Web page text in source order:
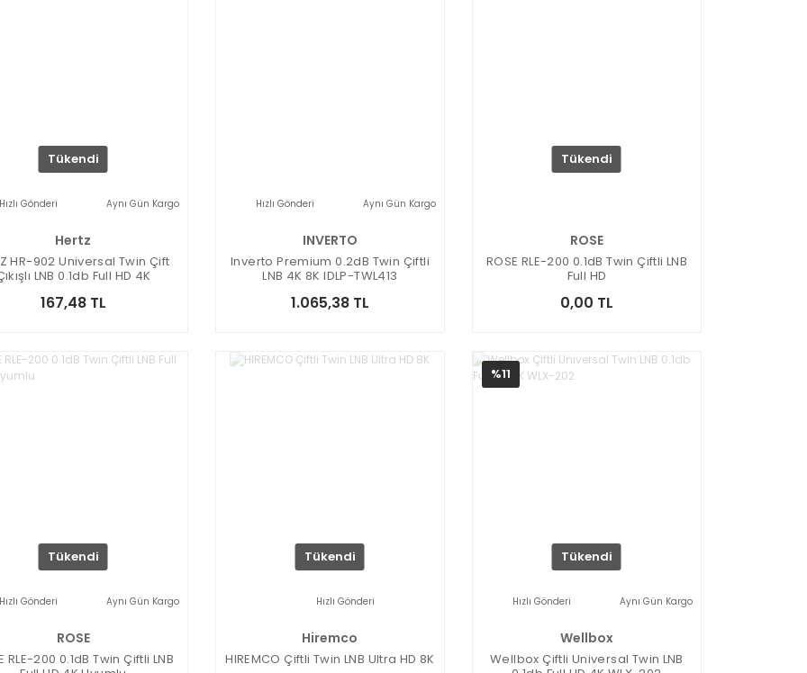
Tükendi
Hızlı Gönderi Aynı Gün Kargo
Hertz
HR-902 Universal Twin Çift
LNB 0.1db Full HD 4K
167,48 TL
Hızlı Gönderi Aynı Gün Kargo
INVERTO
Inverto Premium 0.2dB Twin Çiftli
LNB 4K 8K IDLP-TWL413
1.065,38 TL
Tükendi
ROSE
ROSE RLE-200 0.1dB Twin Çiftli LNB
Full HD
0,00 TL
Tükendi
Hızlı Gönderi Aynı Gün Kargo
ROSE
RLE-200 0.1dB Twin Çiftli LNB
Tükendi
Hızlı Gönderi
Hiremco
HIREMCO Çiftli Twin LNB Ultra HD 8K
%11
Tükendi
Hızlı Gönderi Aynı Gün Kargo
Wellbox
Wellbox Çiftli Universal Twin LNB